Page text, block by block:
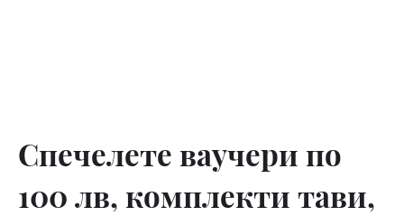
Спечелете ваучери по
100 лв, комплекти тави,